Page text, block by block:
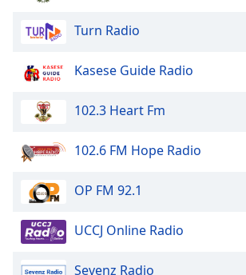
Turn Radio
Kasese Guide Radio
102.3 Heart Fm
102.6 FM Hope Radio
OP FM 92.1
UCCJ Online Radio
Sevenz Radio